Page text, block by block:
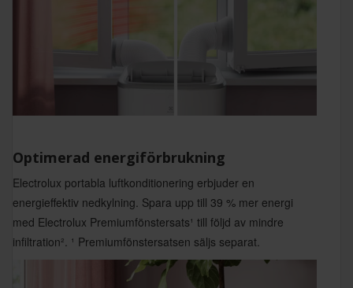
Optimerad energiförbrukning
Electrolux portabla luftkonditionering erbjuder en
energieffektiv nedkylning. Spara upp till 39 % mer energi
med Electrolux Premiumfönstersats¹ till följd av mindre
infiltration². ¹ Premiumfönstersatsen säljs separat.